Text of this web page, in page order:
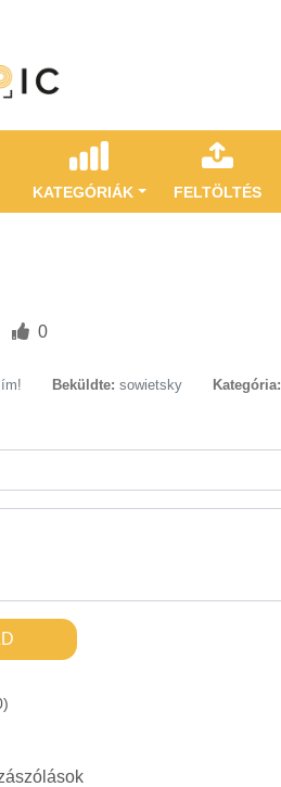
KATEGÓRIÁK FELTÖLTÉS
0
Beküldte: sowietsky Kategória:
)